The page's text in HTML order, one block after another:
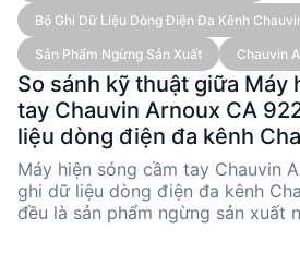
Bộ Ghi Dữ Liệu Dòng Điện Đa Kênh
Sản Phẩm Ngừng Sản Xuất
Chauvin
So sánh kỹ thuật giữa Máy
tay Chauvin Arnoux CA
liệu dòng điện đa kênh
AL834
Máy hiện sóng cầm tay Chauvin
ghi dữ liệu dòng điện đa kênh
đều là sản phẩm ngừng sản xuất